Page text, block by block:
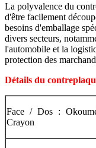
La polyvalence du
d'être facilement
besoins d'emballage
divers secteurs,
l'automobile et la
protection des
Détails du
Face / Dos :
Crayon